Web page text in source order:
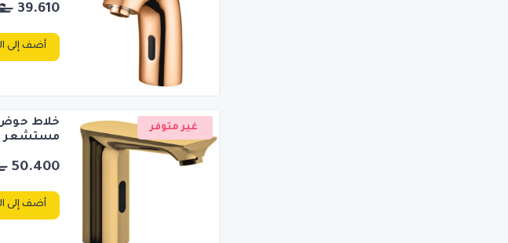
39.610
أضف إلى
غير متوفر
خلاط حوض
مستشعر
50.400
أضف إلى